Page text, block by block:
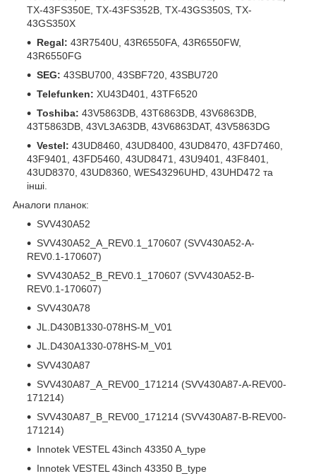
TX-43FS350E, TX-43FS352B, TX-43GS350S, TX-
43GS350X
Regal: 43R7540U, 43R6550FA, 43R6550FW,
43R6550FG
SEG: 43SBU700, 43SBF720, 43SBU720
Telefunken: XU43D401, 43TF6520
Toshiba: 43V5863DB, 43T6863DB, 43V6863DB,
43T5863DB, 43VL3A63DB, 43V6863DAT, 43V5863DG
Vestel: 43UD8460, 43UD8400, 43UD8470, 43FD7460,
43F9401, 43FD5460, 43UD8471, 43U9401, 43F8401,
43UD8370, 43UD8360, WES43296UHD, 43UHD472 та
інші.
Аналоги планок:
SVV430A52
SVV430A52_A_REV0.1_170607 (SVV430A52-A-
REV0.1-170607)
SVV430A52_B_REV0.1_170607 (SVV430A52-B-
REV0.1-170607)
SVV430A78
JL.D430B1330-078HS-M_V01
JL.D430A1330-078HS-M_V01
SVV430A87
SVV430A87_A_REV00_171214 (SVV430A87-A-REV00-
171214)
SVV430A87_B_REV00_171214 (SVV430A87-B-REV00-
171214)
Innotek VESTEL 43inch 43350 A_type
Innotek VESTEL 43inch 43350 B_type